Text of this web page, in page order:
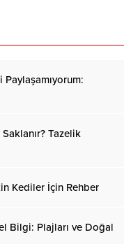
Tazelik
Kediler İçin Rehber
Bilgi: Plajları ve Doğal